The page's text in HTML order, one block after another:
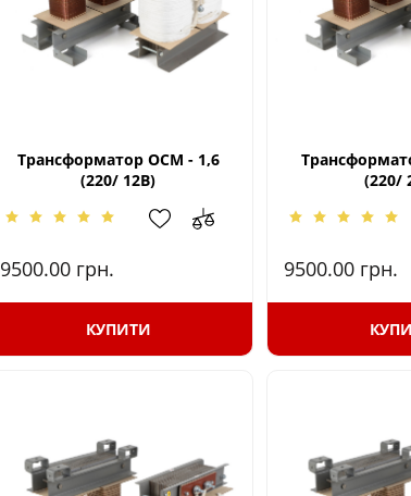
Трансформатор ОСМ - 1,6
(220/ 12В)
9500.00 грн.
КУПИТИ
(220/
9500.00 грн.